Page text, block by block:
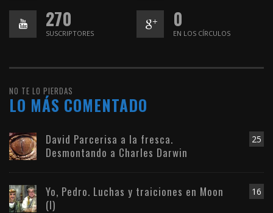
270
SUSCRIPTORES
0
EN LOS CÍRCULOS
NO TE LO PIERDAS
LO MÁS COMENTADO
25
David Parcerisa a la fresca.
Desmontando a Charles Darwin
16
Yo, Pedro. Luchas y traiciones en Moon
(I)